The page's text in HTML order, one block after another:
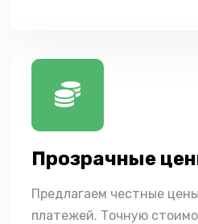
Прозрачные
Предлагаем честные
платежей. Точную